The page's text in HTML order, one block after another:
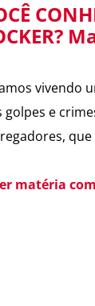
vivendo
golpes e
matéria